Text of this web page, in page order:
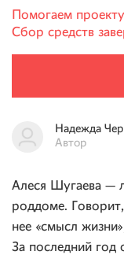
Помогаем проекту
Сбор средств
Надежда
Автор
Алеся Шугаева —
роддоме.
нее «смысл
За последний год